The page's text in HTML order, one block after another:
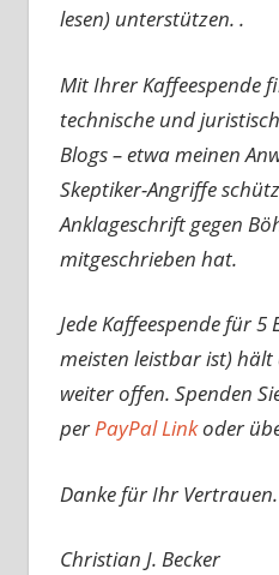
lesen) unterstützen. .
Mit Ihrer Kaffeespende
technische und
Blogs – etwa meinen
Skeptiker-Angriffe
Anklageschrift gegen
mitgeschrieben hat.
Jede Kaffeespende für 5
meisten leistbar ist)
weiter offen. Spenden
perPayPal Linkoder
Danke für Ihr Vertrauen.
Christian J. Becker